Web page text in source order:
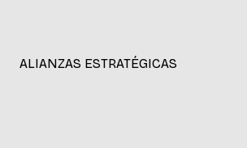
ALIANZAS ESTRATÉGICAS